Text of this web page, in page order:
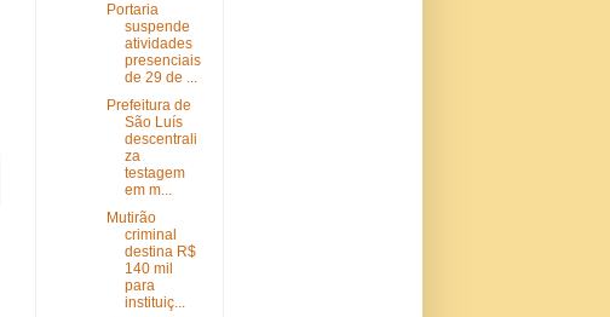
Portaria
suspende
atividades
presenciais
de 29 de ...
Prefeitura de
São Luís
descentrali
za
testagem
em m...
Mutirão
criminal
destina R$
140 mil
para
instituiç...